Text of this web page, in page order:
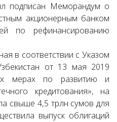
подписан Меморандум о
акционерным банком
по рефинансированию
в соответствии с Указом
от 13 мая 2019
мерах по развитию и
кредитования», на
свыше 4,5 трлн сумов для
выпуск облигаций